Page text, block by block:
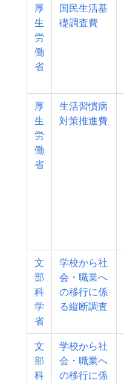
厚
生
労
働
省
国民生活基
礎調査費
厚
生
労
働
省
生活習慣病
対策推進費
文
部
科
学
省
学校から社
会・職業へ
の移行に係
る縦断調査
文
部
科
学校から社
会・職業へ
の移行に係